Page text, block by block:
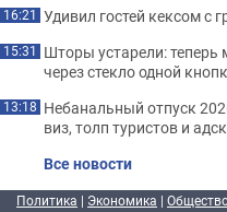
16:21 Удивил гостей кексом с
15:31 Шторы устарели:
через стекло одной
13:18 Небанальный отпуск
виз, толп туристов и
Все новости
Политика | Экономика |